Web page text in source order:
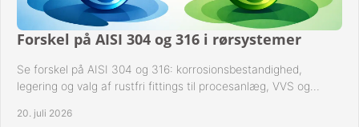
Forskel på AISI 304 og 316 i rørsystemer
Se forskel på AISI 304 og 316: korrosionsbestandighed,
legering og valg af rustfri fittings til procesanlæg, VVS og
20. juli 2026